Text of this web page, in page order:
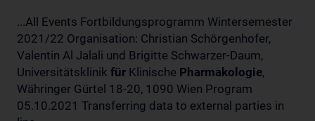
...All Events Fortbildungsprogramm Wintersemester
2021/22 Organisation: Christian Schörgenhofer,
Valentin Al Jalali und Brigitte Schwarzer-Daum,
Universitätsklinik für Klinische Pharmakologie,
Währinger Gürtel 18-20, 1090 Wien Program
05.10.2021 Transferring data to external parties in